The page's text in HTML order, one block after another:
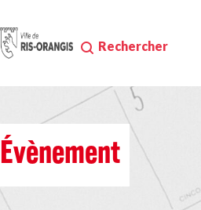
Rechercher
Évènement